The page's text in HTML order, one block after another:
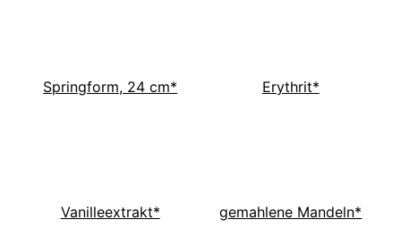
Springform, 24 cm* Erythrit*
Vanilleextrakt* gemahlene Mandeln*